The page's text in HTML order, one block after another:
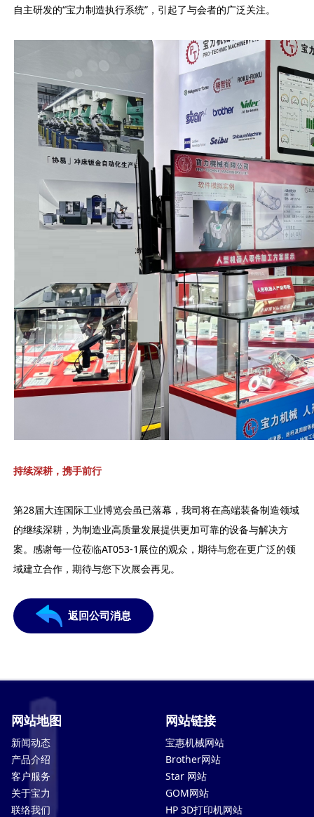
自主研发的“宝力制造执行系统”，引起了与会者的广泛关注。
持续深耕，携手前行
第28届大连国际工业博览会虽已落幕，我司将在高端装备制造领域
的继续深耕，为制造业高质量发展提供更加可靠的设备与解决方
案。感谢每一位莅临AT053-1展位的观众，期待与您在更广泛的领
域建立合作，期待与您下次展会再见。
返回公司消息
网站地图
新闻动态
产品介绍
客户服务
关于宝力
联络我们
网站链接
宝惠机械网站
Brother网站
Star 网站
GOM网站
HP 3D打印机网站